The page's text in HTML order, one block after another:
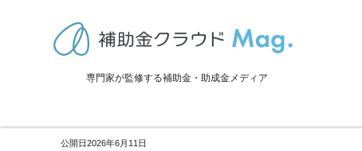
専門家が監修する補助金・助成金メディア
>補助金・助成金詳細
2026年6月11日